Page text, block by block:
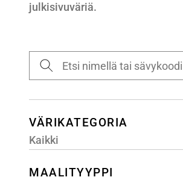
julkisivuväriä.
VÄRIKATEGORIA
Kaikki
MAALITYYPPI